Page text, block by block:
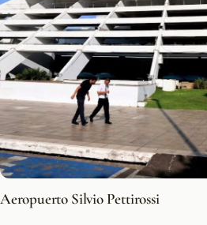
Aeropuerto Silvio Pettirossi